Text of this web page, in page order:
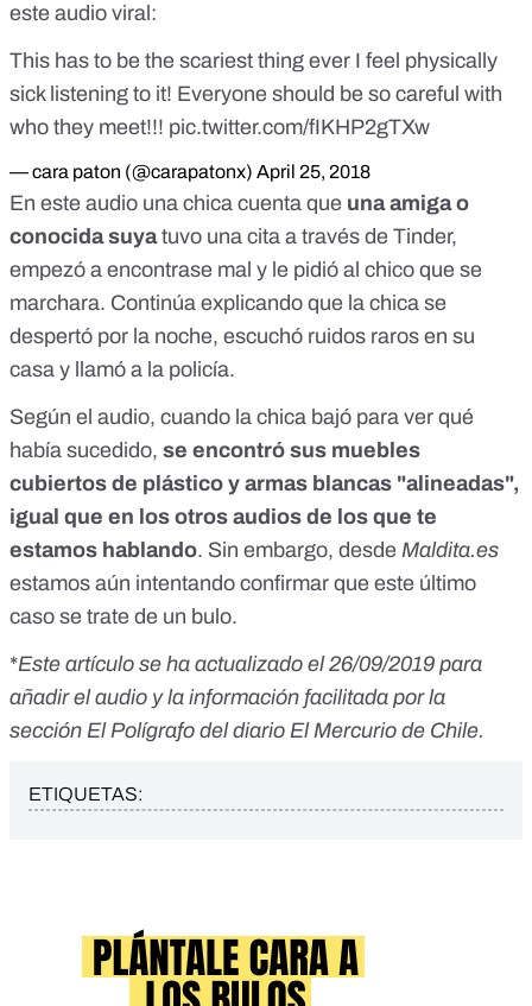
este audio viral:
This has to be the scariest thing ever I feel physically
sick listening to it! Everyone should be so careful with
who they meet!!! pic.twitter.com/fIKHP2gTXw
— cara paton (@carapatonx) April 25, 2018
En este audio una chica cuenta que una amiga o
conocida suyatuvo una cita a través de Tinder,
empezó a encontrase mal y le pidió al chico que se
marchara. Continúa explicando que la chica se
despertó por la noche, escuchó ruidos raros en su
casa y llamó a la policía.
Según el audio, cuando la chica bajó para ver qué
había sucedido, se encontró sus muebles
cubiertos de plástico y armas blancas "alineadas",
igual que en los otros audios de los que te
estamos hablando. Sin embargo, desde Maldita.es
estamos aún intentando confirmar que este último
caso se trate de un bulo.
*Este artículo se ha actualizado el 26/09/2019 para
añadir el audio y la información facilitada por la
sección El Polígrafo del diario El Mercurio de Chile.
ETIQUETAS: